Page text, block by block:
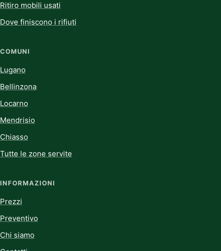
Ritiro mobili usati
Dove finiscono i rifiuti
COMUNI
Lugano
Bellinzona
Locarno
Mendrisio
Chiasso
Tutte le zone servite
INFORMAZIONI
Prezzi
Preventivo
Chi siamo